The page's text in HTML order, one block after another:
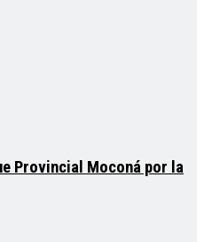
Provincial Moconá por la